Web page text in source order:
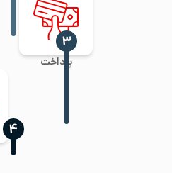
پرداخت
‍۳
‍۴